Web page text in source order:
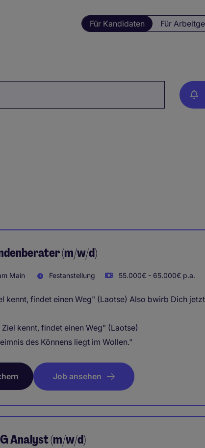
Für Kandidaten Für
(m/w/d)
Main Festanstellung 55.000€ - 65.000€ p.a.
kennt, findet einen Weg" (Laotse) Also bwirb Dich
Ziel kennt, findet einen Weg" (Laotse)
des Könnens liegt im Wollen."
Job ansehen
Analyst (m/w/d)